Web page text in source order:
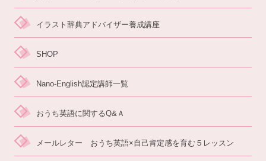
イラスト辞典アドバイザー養成講座
SHOP
Nano-English認定講師一覧
おうち英語に関するQ&Ａ
メールレター おうち英語×自己肯定感を育む５レッスン